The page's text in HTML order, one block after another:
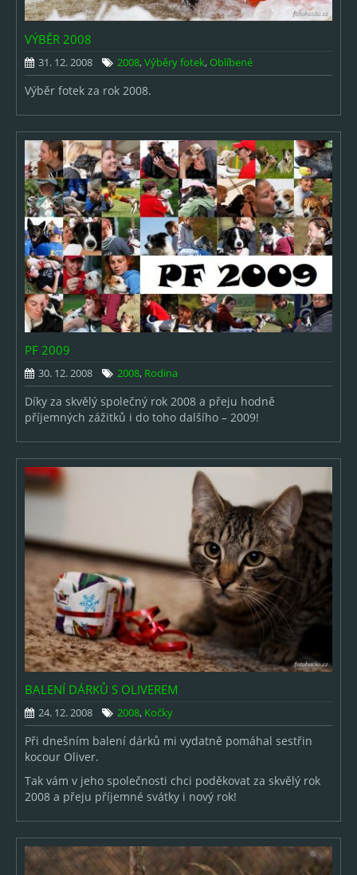
Mláďata
Ostatní
Děti a rodina
Svatby
Cestování
Výlety
Sport
RC modely
Muzikály a koncerty
Oblíbené & Výběry
Výběry fotek
ARCHIV
2026
2025
2022
2021
2020
2019
2018
2017
2016
2015
2014
2013
VÝBĚR 2008
31. 12. 2008 2008,Výběry fotek,Oblíbené
Výběr fotek za rok 2008.
PF 2009
30. 12. 2008 2008, Rodina
Díky za skvělý společný rok 2008 a přeju hodně
příjemných zážitků i do toho dalšího – 2009!
BALENÍ DÁRKŮ S OLIVEREM
24. 12. 2008 2008, Kočky
Při dnešním balení dárků mi vydatně pomáhal sestřin
kocour Oliver.
Tak vám v jeho společnosti chci poděkovat za skvělý rok
2008 a přeju příjemné svátky i nový rok!